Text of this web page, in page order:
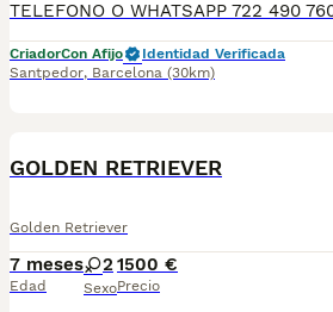
CriadorCon Afijo
Identidad Verificada
Santpedor, Barcelona (30km)
GOLDEN RETRIEVER
Golden Retriever
7 meses
Edad
2
Sexo
1500 €
Precio